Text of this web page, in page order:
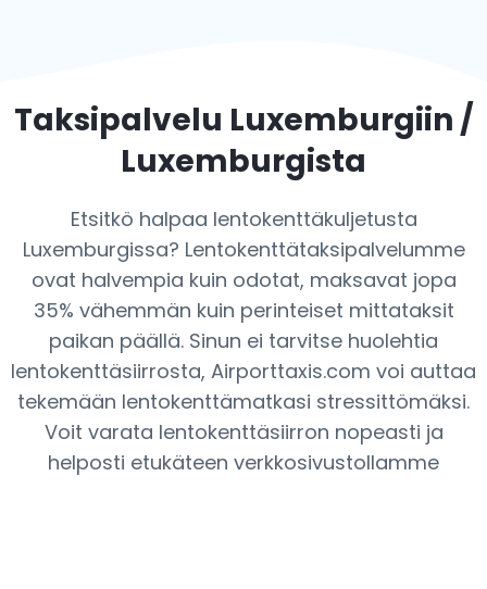
Taksipalvelu Luxemburgiin /
Luxemburgista
Etsitkö halpaa lentokenttäkuljetusta
Luxemburgissa? Lentokenttätaksipalvelumme
ovat halvempia kuin odotat, maksavat jopa
35% vähemmän kuin perinteiset mittataksit
paikan päällä. Sinun ei tarvitse huolehtia
lentokenttäsiirrosta, Airporttaxis.com voi auttaa
tekemään lentokenttämatkasi stressittömäksi.
Voit varata lentokenttäsiirron nopeasti ja
helposti etukäteen verkkosivustollamme